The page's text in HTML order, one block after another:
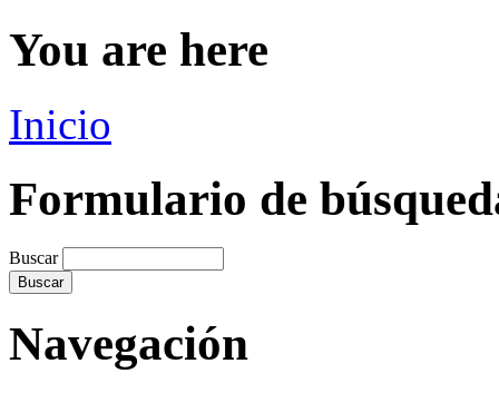
You are here
Inicio
Formulario de
Buscar
Navegación